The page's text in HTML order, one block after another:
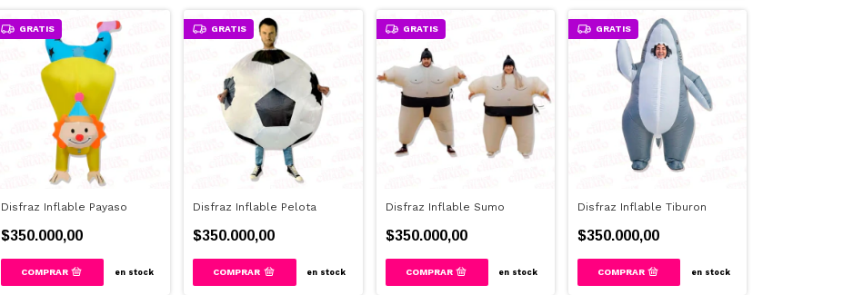
GRATIS
Disfraz Inflable Payaso
$350.000,00
en stock
GRATIS
Disfraz Inflable Pelota
$350.000,00
en stock
GRATIS
Disfraz Inflable Sumo
$350.000,00
en stock
GRATIS
Disfraz Inflable Tiburon
$350.000,00
en stock